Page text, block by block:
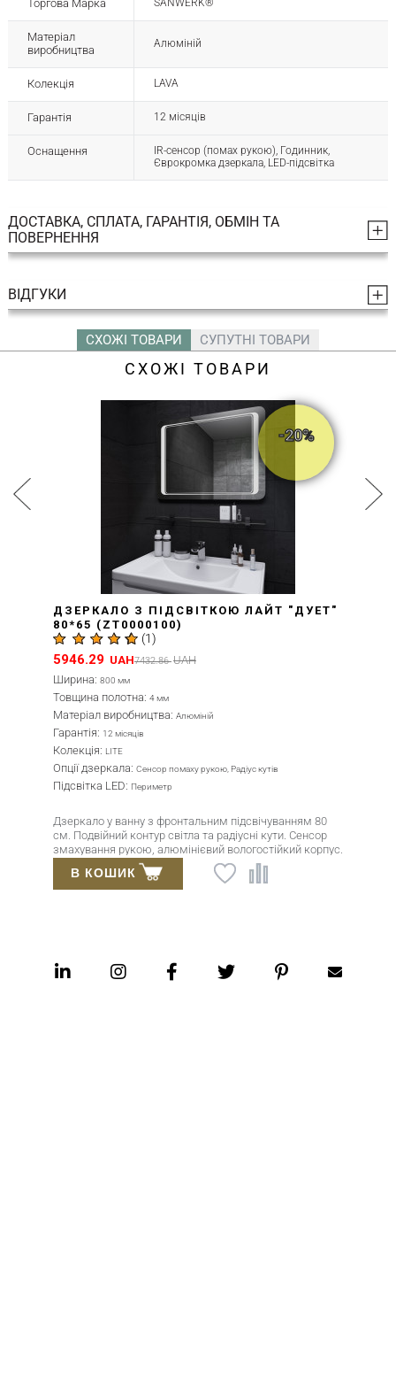
Торгова Марка SANWERK®
Матеріал
виробництва
Алюміній
Колекція LAVA
Гарантія 12 місяців
Оснащення
ІR-сенсор (помах рукою), Годинник,
Єврокромка дзеркала, LED-підсвітка
ДОСТАВКА, СПЛАТА, ГАРАНТІЯ, ОБМІН ТА
ПОВЕРНЕННЯ
ВІДГУКИ
СХОЖІ ТОВАРИ СУПУТНІ ТОВАРИ
СХОЖІ ТОВАРИ
-20%
ДЗЕРКАЛО З ПІДСВІТКОЮ ЛАЙТ "ДУЕТ"
80*65 (ZT0000100)
(1)
5946.29 UAH7432.86 UAH
Ширина:
800 мм
Товщина полотна:4 мм
Матеріал виробництва:Алюміній
Гарантія:12 місяців
Колекція:LITE
Опції дзеркала:Сенсор помаху рукою, Радіус кутів
Підсвітка LED:Периметр
Дзеркало у ванну з фронтальним підсвічуванням 80
см. Подвійний контур світла та радіусні кути. Сенсор
змахування рукою, алюмінієвий вологостійкий корпус.
Імпортне дзеркало Mirox 3G товщиною 4 мм.
В КОШИК